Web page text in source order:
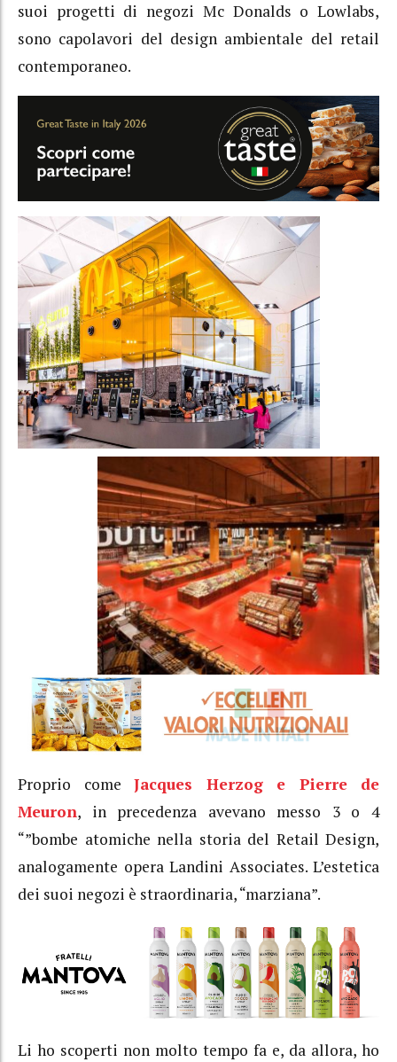
suoi progetti di negozi Mc Donalds o Lowlabs,
sono capolavori del design ambientale del retail
contemporaneo.
Proprio come Jacques Herzog e Pierre de
Meuron, in precedenza avevano messo 3 o 4
“”bombe atomiche nella storia del Retail Design,
analogamente opera Landini Associates. L’estetica
dei suoi negozi è straordinaria, “marziana”.
Li ho scoperti non molto tempo fa e, da allora, ho